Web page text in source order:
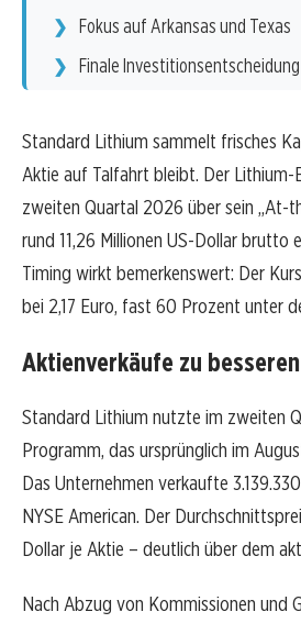
Fokus auf Arkansas und Texas
Finale
Standard Lithium sammelt frisches
Aktie auf Talfahrt bleibt. Der Lithium-
zweiten Quartal 2026 über sein „At-
rund 11,26 Millionen US-Dollar brutto
Timing wirkt bemerkenswert: Der
bei 2,17 Euro, fast 60 Prozent unter
Aktienverkäufe zu
Standard Lithium nutzte im zweiten
Programm, das ursprünglich im
Das Unternehmen verkaufte
NYSE American. Der
Dollar je Aktie – deutlich über dem
Nach Abzug von Kommissionen und